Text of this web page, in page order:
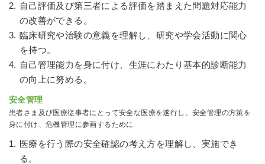
自己評価及び第三者による評価を踏まえた問題対応能力
の改善ができる。
臨床研究や治験の意義を理解し、研究や学会活動に関心
を持つ。
自己管理能力を身に付け、生涯にわたり基本的診断能力
の向上に努める。
安全管理
患者さま及び医療従事者にとって安全な医療を遂行し、安全管理の方策を
身に付け、危機管理に参画するために
医療を行う際の安全確認の考え方を理解し、実施でき
る。